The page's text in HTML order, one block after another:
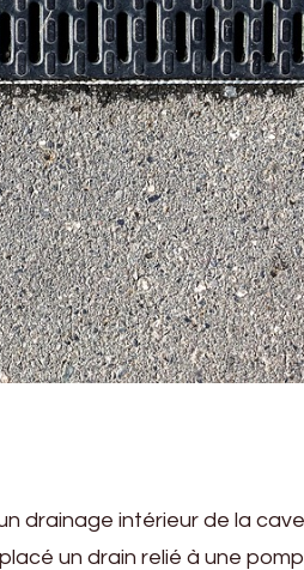
drainage intérieur de la
un drain relié à une